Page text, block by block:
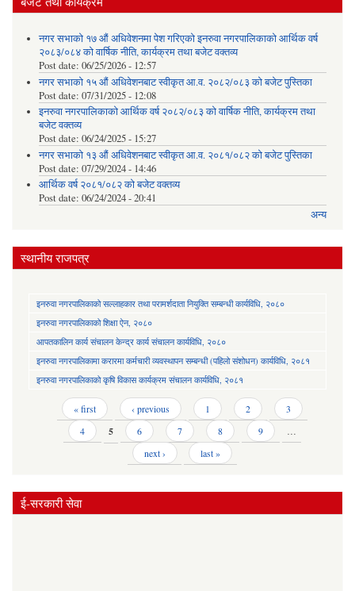
नगर सभाको १७ औं अधिवेशनमा पेश गरिएको इनरुवा नगरपालिकाको आर्थिक वर्ष
२०८३/०८४ को वार्षिक नीति, कार्यक्रम तथा बजेट वक्तव्य
Post date: 06/25/2026 - 12:57
नगर सभाको १५ औं अधिवेशनबाट स्वीकृत आ.व. २०८२/०८३ को बजेट पुस्तिका
Post date: 07/31/2025 - 12:08
इनरुवा नगरपालिकाको आर्थिक वर्ष २०८२/०८३ को वार्षिक नीति, कार्यक्रम तथा
बजेट वक्तव्य
Post date: 06/24/2025 - 15:27
नगर सभाको १३ औं अधिवेशनबाट स्वीकृत आ.व. २०८१/०८२ को बजेट पुस्तिका
Post date: 07/29/2024 - 14:46
आर्थिक वर्ष २०८१/०८२ को बजेट वक्तव्य
Post date: 06/24/2024 - 20:41
अन्य
स्थानीय राजपत्र
इनरुवा नगरपालिकाको सल्लाहकार तथा परामर्शदाता नियुक्ति सम्बन्धी कार्यविधि, २०८०
इनरुवा नगरपालिकाको शिक्षा ऐन, २०८०
आपतकालिन कार्य संचालन केन्द्र कार्य संचालन कार्यविधि, २०८०
इनरुवा नगरपालिकामा करारमा कर्मचारी व्यवस्थापन सम्बन्धी (पहिलो संशोधन) कार्यविधि, २०८१
इनरुवा नगरपालिकाको कृषि विकास कार्यक्रम संचालन कार्यविधि, २०८१
« first ‹ previous 1 2
3
4
5 6 7 8 9
…
next ›
last »
ई-सरकारी सेवा